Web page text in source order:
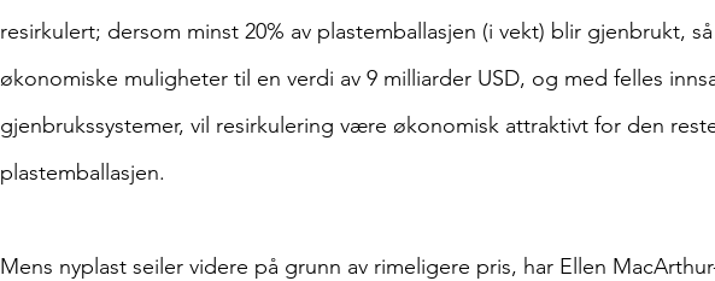
resirkulert; dersom minst 20% av plastemballasjen (i vekt) blir gjenbrukt,
økonomiske muligheter til en verdi av 9 milliarder USD, og med felles
gjenbrukssystemer, vil resirkulering være økonomisk attraktivt for den
plastemballasjen.
Mens nyplast seiler videre på grunn av rimeligere pris, har Ellen